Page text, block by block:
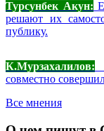
Турсунбек Акун:
решают их
публику.
К.Мурзахалилов:
совместно
Все мнения